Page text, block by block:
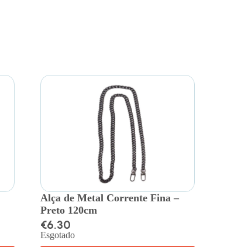
Alça de Metal Corrente Fina –
Preto 120cm
€6.30
Esgotado